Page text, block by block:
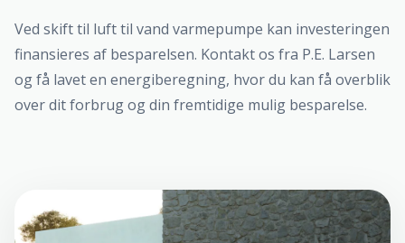
Ved skift til luft til vand varmepumpe kan investeringen
finansieres af besparelsen. Kontakt os fra P.E. Larsen
og få lavet en energiberegning, hvor du kan få overblik
over dit forbrug og din fremtidige mulig besparelse.